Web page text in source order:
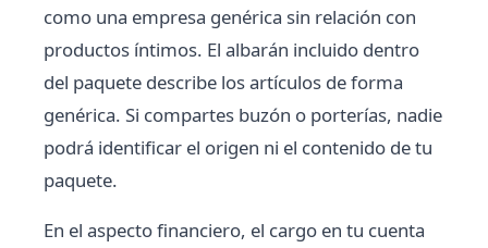
como una empresa genérica sin relación con
productos íntimos. El albarán incluido dentro
del paquete describe los artículos de forma
genérica. Si compartes buzón o porterías, nadie
podrá identificar el origen ni el contenido de tu
paquete.
En el aspecto financiero, el cargo en tu cuenta